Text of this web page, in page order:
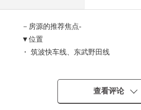
－房源的推荐焦点-
▼位置
・ 筑波快车线、东武野田线
・三井不动产RESIDENTIAL株式会社
查看评论